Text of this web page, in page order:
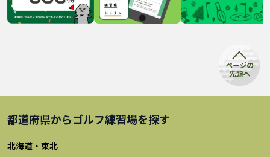
都道府県からゴルフ練習場を探す
北海道・東北